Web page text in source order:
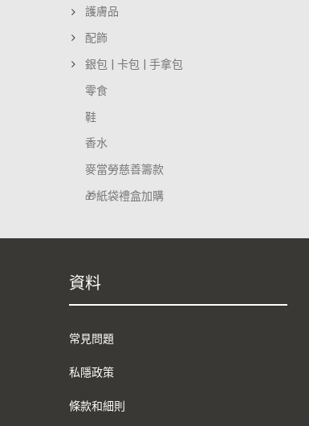
護膚品
配飾
銀包 | 卡包 | 手拿包
零食
鞋
香水
麥當勞慈善籌款
🎁紙袋禮盒加購
資料
常見問題
私隱政策
條款和細則